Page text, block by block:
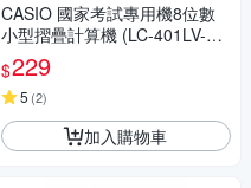
CASIO 國家考試專用機8位數
小型摺疊計算機 (LC-401LV-B
K)
$229
5 (2)
加入購物車